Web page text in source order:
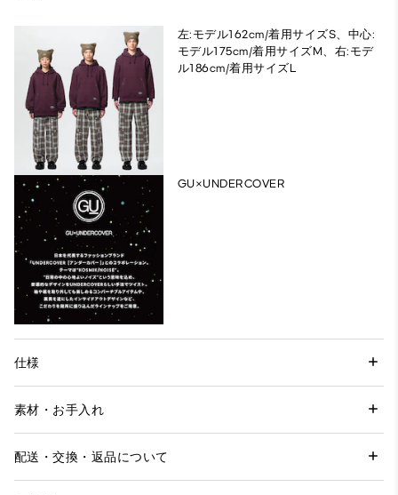
左:モデル162cm/着用サイズS、中心:
モデル175cm/着用サイズM、右:モデ
ル186cm/着用サイズL
GU×UNDERCOVER
仕様
素材・お手入れ
配送・交換・返品について